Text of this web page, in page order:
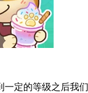
的等级之后我们